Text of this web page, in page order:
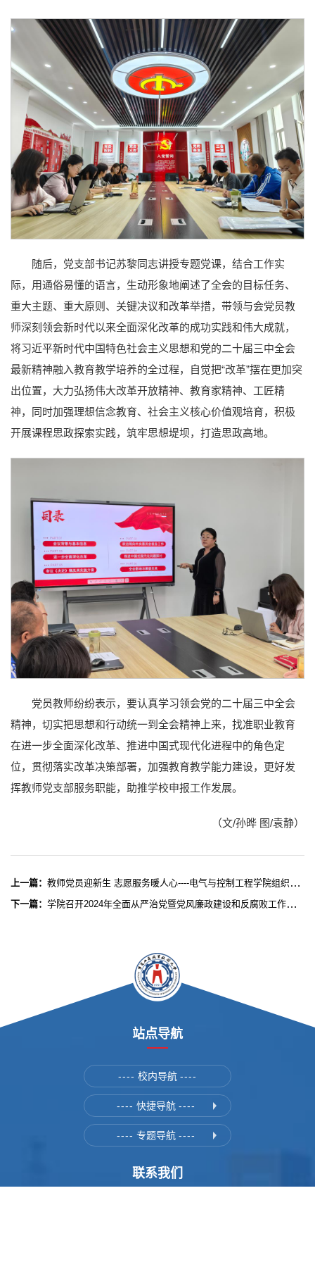
随后，党支部书记苏黎同志讲授专题党课，结合工作实
际，用通俗易懂的语言，生动形象地阐述了全会的目标任务、
重大主题、重大原则、关键决议和改革举措，带领与会党员教
师深刻领会新时代以来全面深化改革的成功实践和伟大成就，
将习近平新时代中国特色社会主义思想和党的二十届三中全会
最新精神融入教育教学培养的全过程，自觉把“改革”摆在更加突
出位置，大力弘扬伟大改革开放精神、教育家精神、工匠精
神，同时加强理想信念教育、社会主义核心价值观培育，积极
开展课程思政探索实践，筑牢思想堤坝，打造思政高地。
党员教师纷纷表示，要认真学习领会党的二十届三中全会
精神，切实把思想和行动统一到全会精神上来，找准职业教育
在进一步全面深化改革、推进中国式现代化进程中的角色定
位，贯彻落实改革决策部署，加强教育教学能力建设，更好发
挥教师党支部服务职能，助推学校申报工作发展。
（文/孙晔 图/袁静）
上一篇： 教师党员迎新生 志愿服务暖人心----电气与控制工程学院组织党员教师开展迎新志愿服务活动
下一篇： 学院召开2024年全面从严治党暨党风廉政建设和反腐败工作专题会
站点导航
---- 校内导航 ----
---- 快捷导航 ----
---- 专题导航 ----
联系我们